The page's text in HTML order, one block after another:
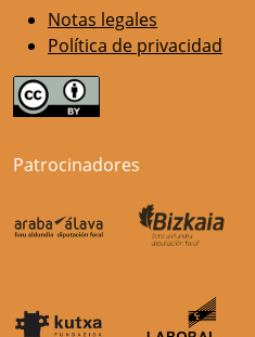
Notas legales
Política de privacidad
Patrocinadores